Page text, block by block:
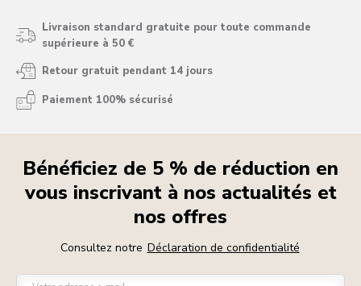
Livraison standard gratuite pour toute commande
supérieure à 50 €
Retour gratuit pendant 14 jours
Paiement 100% sécurisé
Bénéficiez de 5 % de réduction en
vous inscrivant à nos actualités et
nos offres
Consultez notre Déclaration de confidentialité